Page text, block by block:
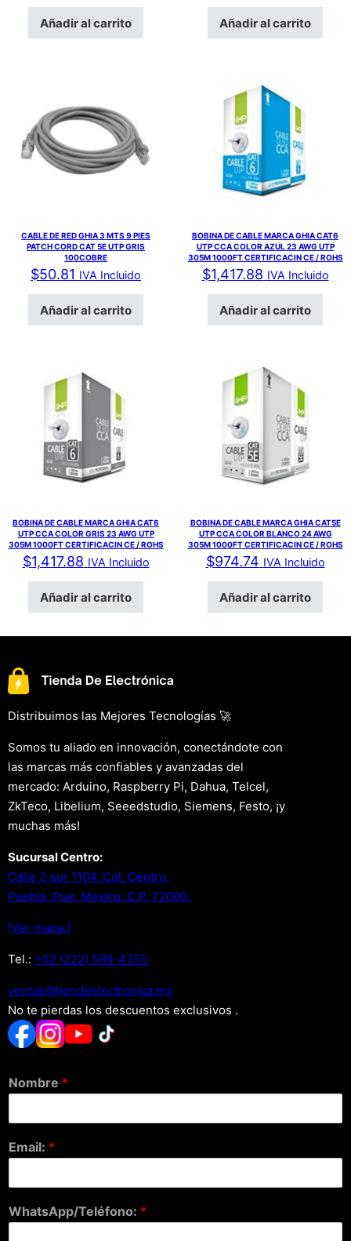
Añadir al carrito Añadir al carrito
CABLE DE RED GHIA 3 MTS 9 PIES
PATCH CORD CAT 5E UTP GRIS
100COBRE
$50.81 IVA Incluido
Añadir al carrito
BOBINA DE CABLE MARCA GHIA CAT6
UTP CCA COLOR AZUL 23 AWG UTP
305M 1000FT CERTIFICACIN CE / ROHS
$1,417.88 IVA Incluido
Añadir al carrito
BOBINA DE CABLE MARCA GHIA CAT6
UTP CCA COLOR GRIS 23 AWG UTP
305M 1000FT CERTIFICACIN CE / ROHS
$1,417.88 IVA Incluido
Añadir al carrito
BOBINA DE CABLE MARCA GHIA CAT5E
UTP CCA COLOR BLANCO 24 AWG
305M 1000FT CERTIFICACIN CE / ROHS
$974.74 IVA Incluido
Añadir al carrito
Distribuimos las Mejores Tecnologías 🚀
Somos tu aliado en innovación, conectándote con
las marcas más confiables y avanzadas del
mercado: Arduino, Raspberry Pi, Dahua, Telcel,
ZkTeco, Libelium, Seeedstudio, Siemens, Festo, ¡y
muchas más!
Sucursal Centro:
Calle 3 sur 1104, Col. Centro.
Puebla, Pue. Mexico. C.P. 72000.
[Ver mapa.]
Tel.: +52 (222) 598-4350
xm.acinortceleedneit@satnev
No te pierdas los descuentos exclusivos .
Nombre *
Email: *
WhatsApp/Teléfono: *